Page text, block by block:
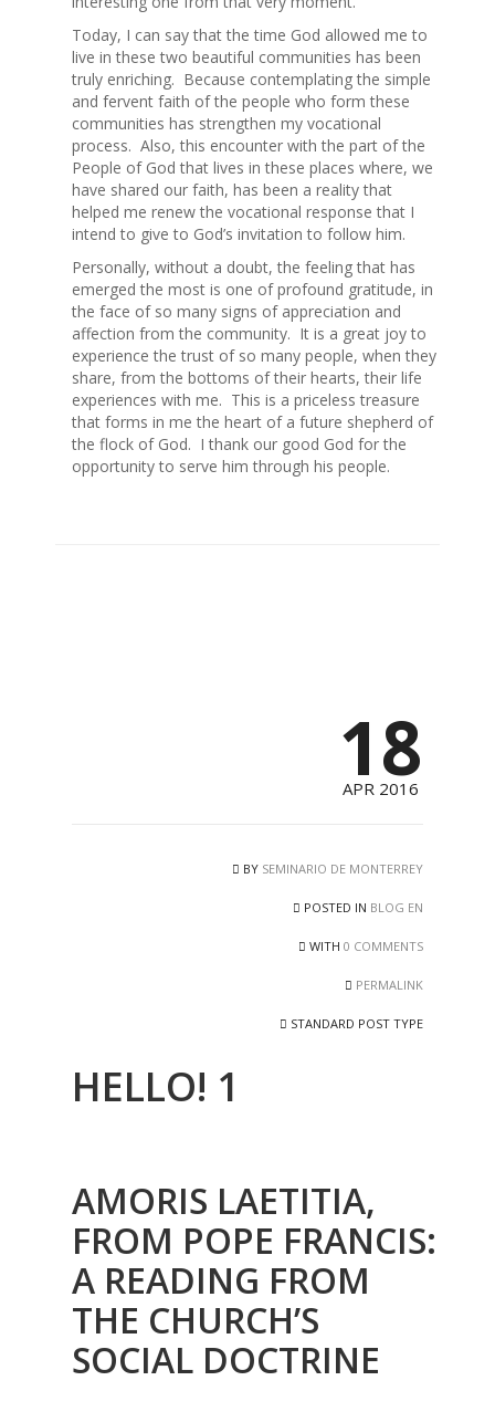
Today, I can say that the time God allowed me to
live in these two beautiful communities has been
truly enriching. Because contemplating the simple
and fervent faith of the people who form these
communities has strengthen my vocational
process. Also, this encounter with the part of the
People of God that lives in these places where, we
have shared our faith, has been a reality that
helped me renew the vocational response that I
intend to give to God’s invitation to follow him.
Personally, without a doubt, the feeling that has
emerged the most is one of profound gratitude, in
the face of so many signs of appreciation and
affection from the community. It is a great joy to
experience the trust of so many people, when they
share, from the bottoms of their hearts, their life
experiences with me. This is a priceless treasure
that forms in me the heart of a future shepherd of
the flock of God. I thank our good God for the
opportunity to serve him through his people.
18
APR 2016
BY SEMINARIO DE MONTERREY
POSTED IN BLOG EN
WITH 0 COMMENTS
PERMALINK
STANDARD POST TYPE
HELLO! 1
AMORIS LAETITIA,
FROM POPE FRANCIS:
A READING FROM
THE CHURCH’S
SOCIAL DOCTRINE